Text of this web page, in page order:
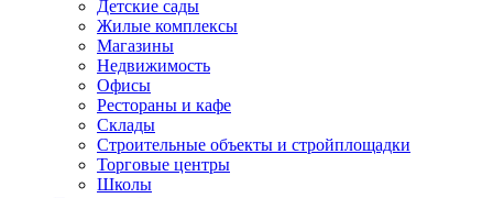
Детские сады
Жилые комплексы
Магазины
Недвижимость
Офисы
Рестораны и кафе
Склады
Строительные объекты и стройплощадки
Торговые центры
Школы